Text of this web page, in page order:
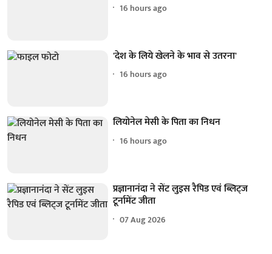
16 hours ago
'देश के लिये खेलने के भाव से उतरना'
16 hours ago
लियोनेल मेसी के पिता का निधन
16 hours ago
प्रज्ञानानंदा ने सेंट लुइस रैपिड एवं ब्लिट्ज
टूर्नामेंट जीता
07 Aug 2026